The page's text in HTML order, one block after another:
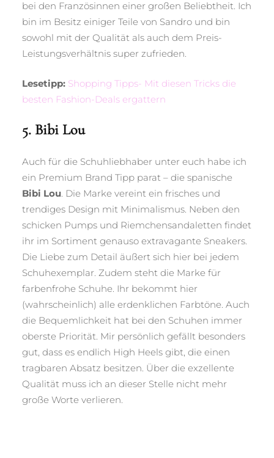
bei den Französinnen einer großen Beliebtheit. Ich
bin im Besitz einiger Teile von Sandro und bin
sowohl mit der Qualität als auch dem Preis-
Leistungsverhältnis super zufrieden.
Lesetipp: Shopping Tipps- Mit diesen Tricks die
besten Fashion-Deals ergattern
5. Bibi Lou
Auch für die Schuhliebhaber unter euch habe ich
ein Premium Brand Tipp parat – die spanische
Bibi Lou. Die Marke vereint ein frisches und
trendiges Design mit Minimalismus. Neben den
schicken Pumps und Riemchensandaletten findet
ihr im Sortiment genauso extravagante Sneakers.
Die Liebe zum Detail äußert sich hier bei jedem
Schuhexemplar. Zudem steht die Marke für
farbenfrohe Schuhe. Ihr bekommt hier
(wahrscheinlich) alle erdenklichen Farbtöne. Auch
die Bequemlichkeit hat bei den Schuhen immer
oberste Priorität. Mir persönlich gefällt besonders
gut, dass es endlich High Heels gibt, die einen
tragbaren Absatz besitzen. Über die exzellente
Qualität muss ich an dieser Stelle nicht mehr
große Worte verlieren.